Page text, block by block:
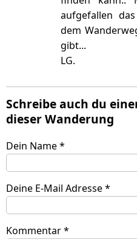
aufgefallen
dem
gibt...
LG.
Schreibe auch du
dieser Wanderung
Dein Name *
Deine E-Mail Adresse *
Kommentar *